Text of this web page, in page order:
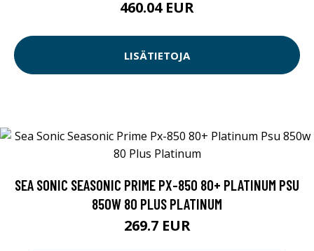
460.04 EUR
LISÄTIETOJA
SEA SONIC SEASONIC PRIME PX-850 80+ PLATINUM PSU
850W 80 PLUS PLATINUM
269.7 EUR